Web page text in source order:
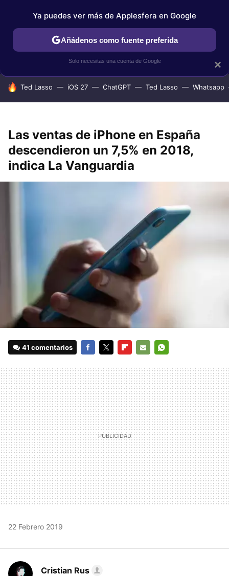
IPHONE TUTORIALES APPLESFERA SELECCIÓN
HOY SE HABLA DE
Ted Lasso iOS 27 ChatGPT Ted Lasso Whatsapp
Las ventas de iPhone en España
descendieron un 7,5% en 2018,
indica La Vanguardia
41 comentarios
MAIL
22 Febrero 2019
Cristian Rus
×
Ya puedes ver más de Applesfera en Google
Añádenos como fuente preferida
Solo necesitas una cuenta de Google